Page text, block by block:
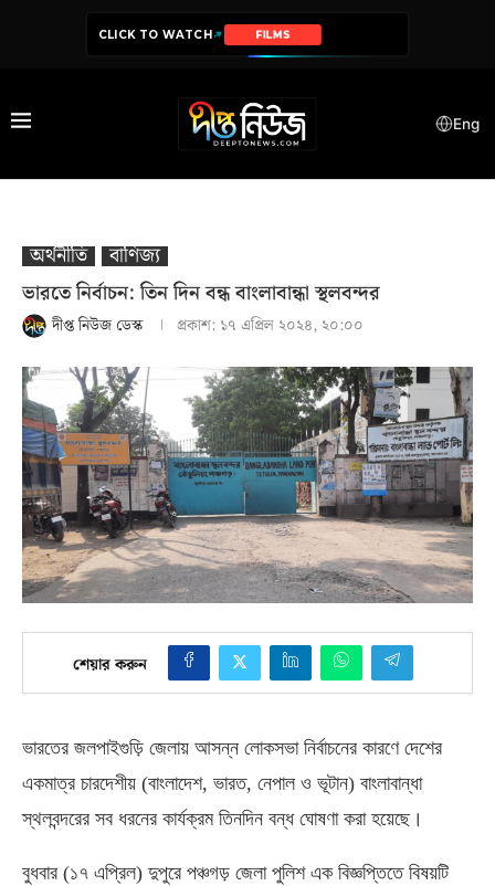
CLICK TO WATCH FILMS
Eng
অর্থনীতি
বাণিজ্য
ভারতে নির্বাচন: তিন দিন বন্ধ বাংলাবান্ধা স্থলবন্দর
দীপ্ত নিউজ ডেস্ক প্রকাশ: ১৭ এপ্রিল ২০২৪, ২০:০০
শেয়ার করুন
ভারতের জলপাইগুড়ি জেলায় আসন্ন লোকসভা নির্বাচনের কারণে দেশের
একমাত্র চারদেশীয় (বাংলাদেশ, ভারত, নেপাল ও ভূটান) বাংলাবান্ধা
স্থলবন্দরের সব ধরনের কার্যক্রম তিনদিন বন্ধ ঘোষণা করা হয়েছে।
বুধবার (১৭ এপ্রিল) দুপুরে পঞ্চগড় জেলা পুলিশ এক বিজ্ঞপ্তিতে বিষয়টি